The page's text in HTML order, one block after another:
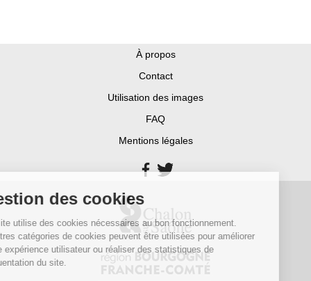
À propos
Contact
Utilisation des images
FAQ
Mentions légales
Gestion des cookies
Ce site utilise des cookies nécessaires au bon fonctionnement.
D’autres catégories de cookies peuvent être utilisées pour améliorer
votre expérience utilisateur ou réaliser des statistiques de
fréquentation du site.